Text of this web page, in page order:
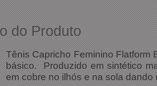
do Produto
Tênis Capricho Feminino Flatform
básico. Produzido em sintético
em cobre no ilhós e na sola